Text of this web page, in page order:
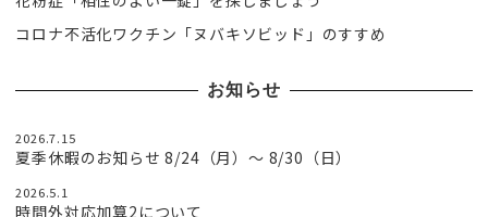
コロナ不活化ワクチン「ヌバキソビッド」のすすめ
お知らせ
2026.7.15
夏季休暇のお知らせ 8/24（月）〜 8/30（日）
2026.5.1
時間外対応加算2について